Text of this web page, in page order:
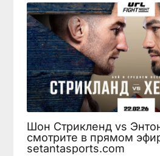
Шон Стрикленд vs
смотрите в прямом
setantasports.com